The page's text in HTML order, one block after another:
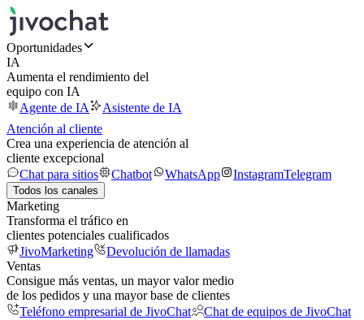
Oportunidades
IA
Aumenta el rendimiento del
equipo con IA
Agente de IA
Asistente de IA
Atención al cliente
Crea una experiencia de atención al
cliente excepcional
Chat para sitios
Chatbot WhatsApp InstagramTelegram
Todos los canales
Marketing
Transforma el tráfico en
clientes potenciales cualificados
JivoMarketing
Devolución de llamadas
Ventas
Consigue más ventas, un mayor valor medio
de los pedidos y una mayor base de clientes
Teléfono empresarial de JivoChat
Chat de equipos de JivoChat